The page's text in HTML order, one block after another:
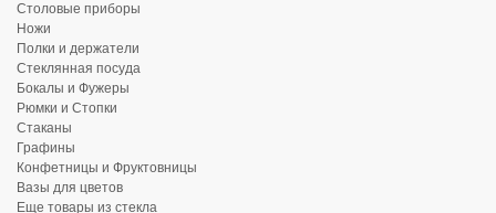
Столовые приборы
Ножи
Полки и держатели
Стеклянная посуда
Бокалы и Фужеры
Рюмки и Стопки
Стаканы
Графины
Конфетницы и Фруктовницы
Вазы для цветов
Еще товары из стекла